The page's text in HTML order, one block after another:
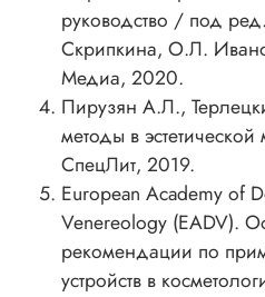
руководство / под
Скрипкина, О.Л.
Медиа, 2020.
Пирузян А.Л.,
методы в
СпецЛит, 2019.
European Academy of
Venereology (EADV).
рекомендации по
устройств в